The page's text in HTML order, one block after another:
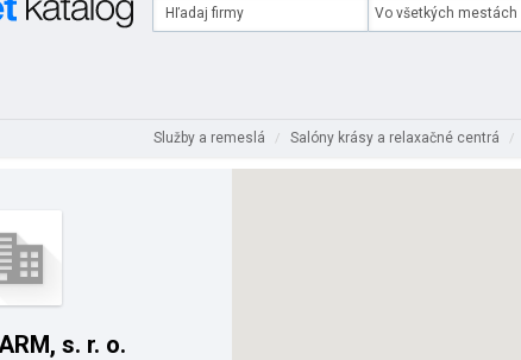
Služby a remeslá / Salóny krásy a relaxačné centrá /
s. r. o.